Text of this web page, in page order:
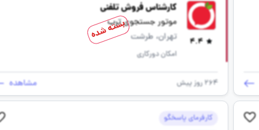
4.4
کارشناس فروش تلفنی
موتور جستجوی ترب
تهران، طرشت
امکان دورکاری
264 روز پیش مشاهده
بسته شده
کارفرمای پاسخگو